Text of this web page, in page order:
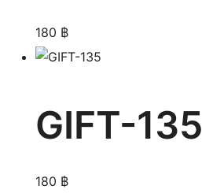
180 ฿
GIFT-135
180 ฿